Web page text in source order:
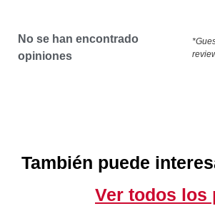
No se han encontrado
opiniones
También puede
Ver todos los